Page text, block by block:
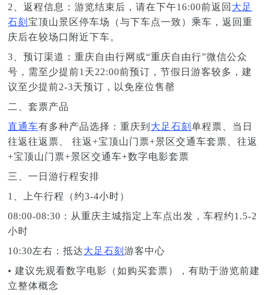
2、返程信息：游览结束后，请在下午16:00前返回 大足
石刻宝顶山景区停车场（与下车点一致）乘车，返回重
庆后在较场口附近下车。
3、预订渠道：重庆自由行网或“重庆自由行”微信公众
号，需至少提前1天22:00前预订，节假日游客较多，建
议至少提前2-3天预订，以免座位售罄
二、套票产品
直通车有多种产品选择：重庆到 大足石刻单程票、当日
往返往返票、 往返+宝顶山门票+景区交通车套票、往返
+宝顶山门票+景区交通车+数字电影套票
三、一日游行程安排
1、上午行程（约3-4小时）
08:00-08:30：从重庆主城指定上车点出发，车程约1.5-2
小时
10:30左右：抵达大足石刻游客中心
• 建议先观看数字电影（如购买套票），有助于游览前建
立整体概念